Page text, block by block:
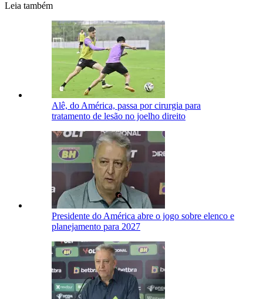
Leia também
Alê, do América, passa por cirurgia para
tratamento de lesão no joelho direito
Presidente do América abre o jogo sobre elenco e
planejamento para 2027